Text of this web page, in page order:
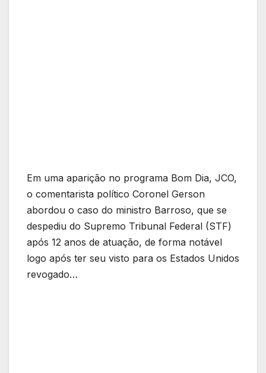
Em uma aparição no programa Bom Dia, JCO,
o comentarista político Coronel Gerson
abordou o caso do ministro Barroso, que se
despediu do Supremo Tribunal Federal (STF)
após 12 anos de atuação, de forma notável
logo após ter seu visto para os Estados Unidos
revogado…